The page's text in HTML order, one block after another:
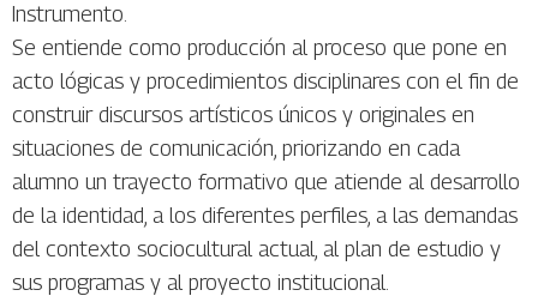
Instrumento.
Se entiende como producción al proceso que pone en
acto lógicas y procedimientos disciplinares con el fin de
construir discursos artísticos únicos y originales en
situaciones de comunicación, priorizando en cada
alumno un trayecto formativo que atiende al desarrollo
de la identidad, a los diferentes perfiles, a las demandas
del contexto sociocultural actual, al plan de estudio y
sus programas y al proyecto institucional.